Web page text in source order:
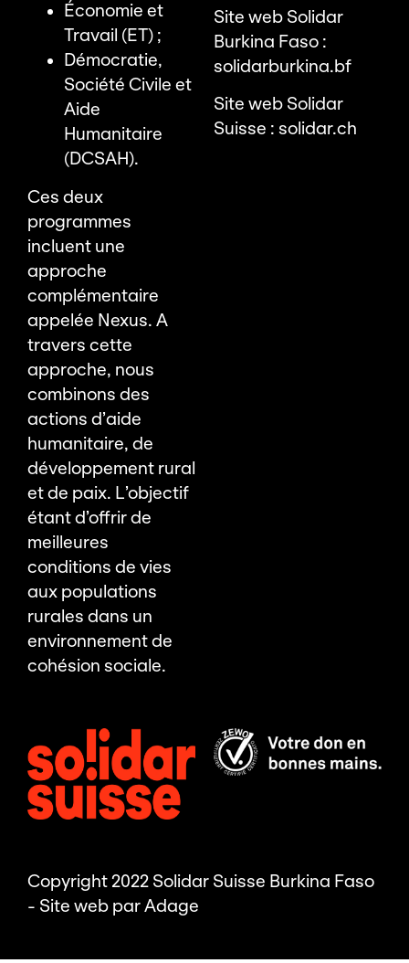
Économie et
Travail (ET) ;
Démocratie,
Société Civile et
Aide
Humanitaire
(DCSAH).
Ces deux
programmes
incluent une
approche
complémentaire
appelée Nexus. A
travers cette
approche, nous
combinons des
actions d’aide
humanitaire, de
développement rural
et de paix. L’objectif
étant d’offrir de
meilleures
conditions de vies
aux populations
rurales dans un
environnement de
cohésion sociale.
Site web Solidar
Burkina Faso :
solidarburkina.bf
Site web Solidar
Suisse : solidar.ch
Copyright 2022 Solidar Suisse Burkina Faso
- Site web parAdage